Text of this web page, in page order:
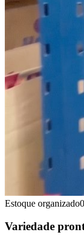
Estoque organizado
Variedade